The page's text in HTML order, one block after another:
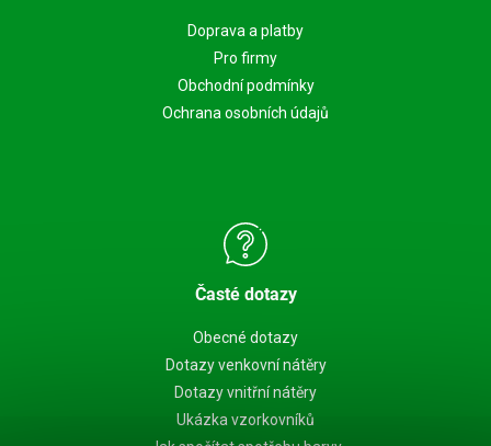
Doprava a platby
Pro firmy
Obchodní podmínky
Ochrana osobních údajů
Časté dotazy
Obecné dotazy
Dotazy venkovní nátěry
Dotazy vnitřní nátěry
Ukázka vzorkovníků